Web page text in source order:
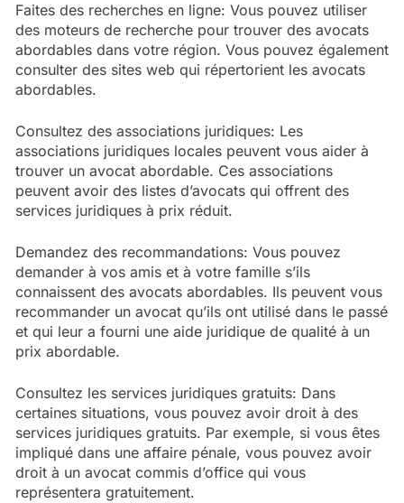
Faites des recherches en ligne: Vous pouvez utiliser
des moteurs de recherche pour trouver des avocats
abordables dans votre région. Vous pouvez également
consulter des sites web qui répertorient les avocats
abordables.
Consultez des associations juridiques: Les
associations juridiques locales peuvent vous aider à
trouver un avocat abordable. Ces associations
peuvent avoir des listes d’avocats qui offrent des
services juridiques à prix réduit.
Demandez des recommandations: Vous pouvez
demander à vos amis et à votre famille s’ils
connaissent des avocats abordables. Ils peuvent vous
recommander un avocat qu’ils ont utilisé dans le passé
et qui leur a fourni une aide juridique de qualité à un
prix abordable.
Consultez les services juridiques gratuits: Dans
certaines situations, vous pouvez avoir droit à des
services juridiques gratuits. Par exemple, si vous êtes
impliqué dans une affaire pénale, vous pouvez avoir
droit à un avocat commis d’office qui vous
représentera gratuitement.